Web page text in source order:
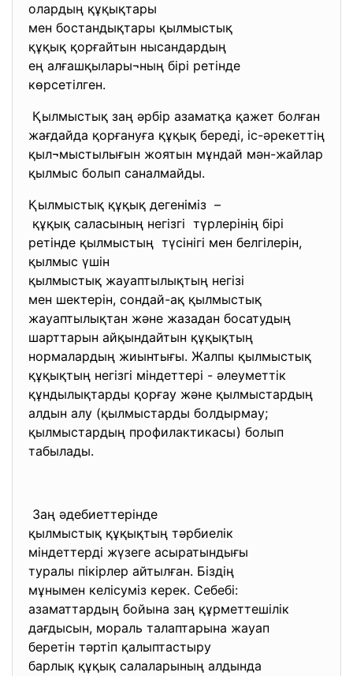
олардың құқықтары
мен бостандықтары қылмыстық
құқық қорғайтын нысандардың
ең алғашқылары¬ның бірі ретінде
көрсетілген.
Қылмыстық заң әрбір азаматқа қажет болған
жағдайда қорғануға құқық береді, іс-әрекеттің
қыл¬мыстылығын жоятын мұндай мән-жайлар
қылмыс болып саналмайды.
Қылмыстық құқық дегеніміз –
құқық саласының негізгі түрлерінің бірі
ретінде қылмыстың түсінігі мен белгілерін,
қылмыс үшін
қылмыстық жауаптылықтың негізі
мен шектерін, сондай-ақ қылмыстық
жауаптылықтан және жазадан босатудың
шарттарын айқындайтын құқықтың
нормалардың жиынтығы. Жалпы қылмыстық
құқықтың негізгі міндеттері - әлеуметтік
құндылықтарды қорғау және қылмыстардың
алдын алу (қылмыстарды болдырмау;
қылмыстардың профилактикасы) болып
табылады.
Заң әдебиеттерінде
қылмыстық құқықтың тәрбиелік
міндеттерді жүзеге асыратындығы
туралы пікірлер айтылған. Біздің
мұнымен келісуміз керек. Себебі:
азаматтардың бойына заң құрметтешілік
дағдысын, мораль талаптарына жауап
беретін тәртіп қалыптастыру
барлық құқық салаларының алдында